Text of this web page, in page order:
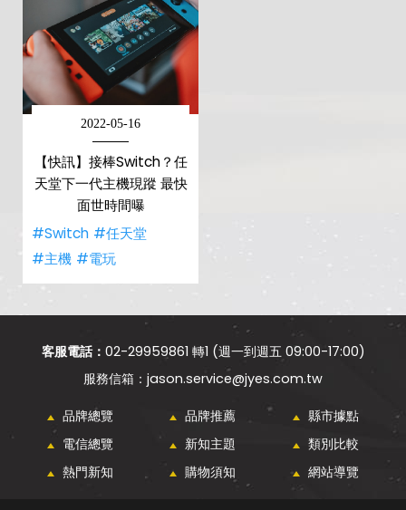
2022-05-16
【快訊】接棒Switch？任
天堂下一代主機現蹤 最快
面世時間曝
#Switch #任天堂
#主機 #電玩
客服電話： 02-29959861 轉1 (週一到週五 09:00-17:00)
jason.service@jyes.com.tw
品牌總覽 品牌推薦
縣市據點
電信總覽
新知主題
類別比較
熱門新知
購物須知 網站導覽